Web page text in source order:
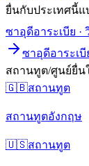
ยื่นกับประเทศนี้แ
ซาอุดีอาระเบีย ·
ซาอุดีอาระเบี
สถานทูต/ศูนย์ยื่นใ
🇬🇧สถานทูต
สถานทูตอังกฤษ
🇺🇸สถานทูต